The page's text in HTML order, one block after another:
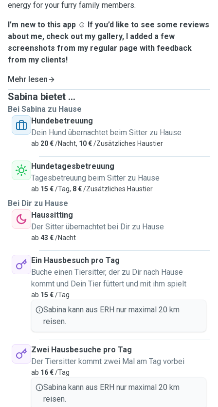
energy for your furry family members.
I’m new to this app ☺️ If you’d like to see some reviews
about me, check out my gallery, I added a few
screenshots from my regular page with feedback
from my clients!
Mehr lesen
Sabina bietet ...
Bei Sabina zu Hause
Hundebetreuung
Dein Hund übernachtet beim Sitter zu Hause
ab 20 €/Nacht, 10 €/Zusätzliches Haustier
Hundetagesbetreuung
Tagesbetreuung beim Sitter zu Hause
ab 15 €/Tag, 8 €/Zusätzliches Haustier
Bei Dir zu Hause
Haussitting
Der Sitter übernachtet bei Dir zu Hause
ab 43 €/Nacht
Ein Hausbesuch pro Tag
Buche einen Tiersitter, der zu Dir nach Hause
kommt und Dein Tier füttert und mit ihm spielt
ab 15 €/Tag
Sabina kann aus ERH nur maximal 20 km
reisen.
Zwei Hausbesuche pro Tag
Der Tiersitter kommt zwei Mal am Tag vorbei
ab 16 €/Tag
Sabina kann aus ERH nur maximal 20 km
reisen.